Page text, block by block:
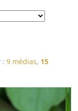
:9 médias, 15